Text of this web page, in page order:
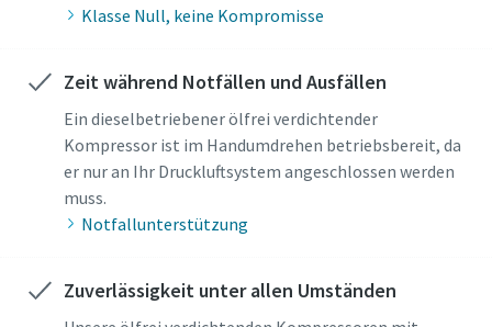
Klasse Null, keine Kompromisse
Zeit während Notfällen und Ausfällen
Ein dieselbetriebener ölfrei verdichtender
Kompressor ist im Handumdrehen betriebsbereit, da
er nur an Ihr Druckluftsystem angeschlossen werden
muss.
Notfallunterstützung
Zuverlässigkeit unter allen Umständen